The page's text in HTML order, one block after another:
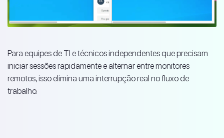
Para equipes de TI e técnicos independentes que precisam
iniciar sessões rapidamente e alternar entre monitores
remotos, isso elimina uma interrupção real no fluxo de
trabalho.